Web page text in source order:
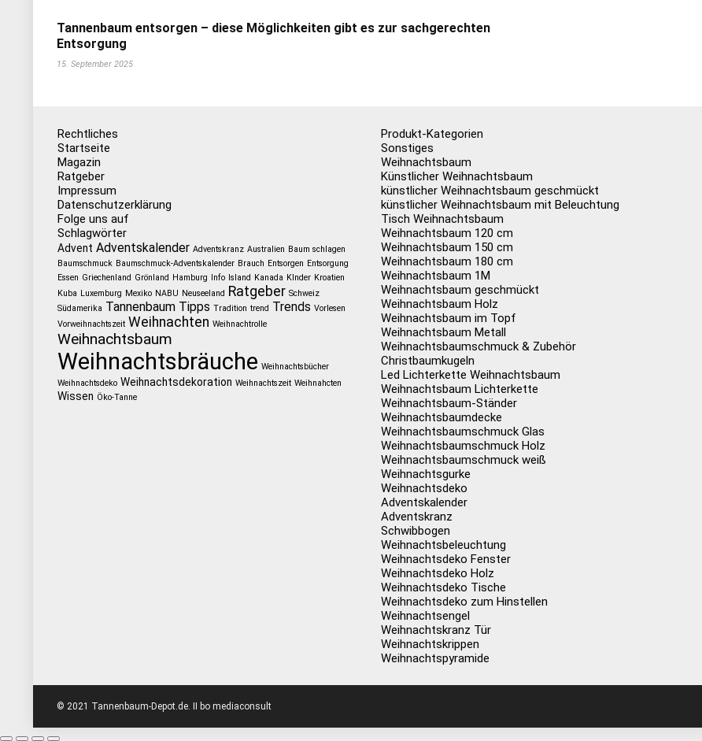
Tannenbaum entsorgen – diese Möglichkeiten gibt es zur sachgerechten
Entsorgung
15. September 2025
Rechtliches
Startseite
Magazin
Ratgeber
Impressum
Datenschutzerklärung
Folge uns auf
Schlagwörter
Advent Adventskalender Adventskranz Australien Baum schlagen
Baumschmuck Baumschmuck-Adventskalender Brauch Entsorgen Entsorgung
Essen Griechenland Grönland Hamburg Info Island Kanada KInder Kroatien
Kuba Luxemburg Mexiko NABU Neuseeland Ratgeber Schweiz
Südamerika Tannenbaum Tipps Tradition trend Trends Vorlesen
Vorweihnachtszeit Weihnachten Weihnachtrolle
Weihnachtsbaum
Weihnachtsbräuche Weihnachtsbücher
Weihnachtsdeko Weihnachtsdekoration Weihnachtszeit Weihnahcten
Wissen Öko-Tanne
Produkt-Kategorien
Sonstiges
Weihnachtsbaum
Künstlicher Weihnachtsbaum
künstlicher Weihnachtsbaum geschmückt
künstlicher Weihnachtsbaum mit Beleuchtung
Tisch Weihnachtsbaum
Weihnachtsbaum 120 cm
Weihnachtsbaum 150 cm
Weihnachtsbaum 180 cm
Weihnachtsbaum 1M
Weihnachtsbaum geschmückt
Weihnachtsbaum Holz
Weihnachtsbaum im Topf
Weihnachtsbaum Metall
Weihnachtsbaumschmuck & Zubehör
Christbaumkugeln
Led Lichterkette Weihnachtsbaum
Weihnachtsbaum Lichterkette
Weihnachtsbaum-Ständer
Weihnachtsbaumdecke
Weihnachtsbaumschmuck Glas
Weihnachtsbaumschmuck Holz
Weihnachtsbaumschmuck weiß
Weihnachtsgurke
Weihnachtsdeko
Adventskalender
Adventskranz
Schwibbogen
Weihnachtsbeleuchtung
Weihnachtsdeko Fenster
Weihnachtsdeko Holz
Weihnachtsdeko Tische
Weihnachtsdeko zum Hinstellen
Weihnachtsengel
Weihnachtskranz Tür
Weihnachtskrippen
Weihnachtspyramide
© 2021 Tannenbaum-Depot.de. II bo mediaconsult